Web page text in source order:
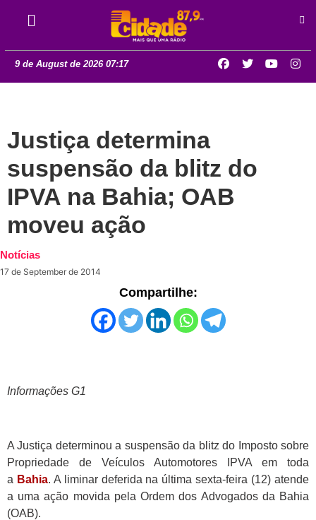
9 de August de 2026 07:17
Justiça determina
suspensão da blitz do
IPVA na Bahia; OAB
moveu ação
Notícias
17 de September de 2014
Compartilhe:
Informações G1
A Justiça determinou a suspensão da blitz do Imposto sobre
Propriedade de Veículos Automotores IPVA em toda
a Bahia. A liminar deferida na última sexta-feira (12) atende
a uma ação movida pela Ordem dos Advogados da Bahia
(OAB).